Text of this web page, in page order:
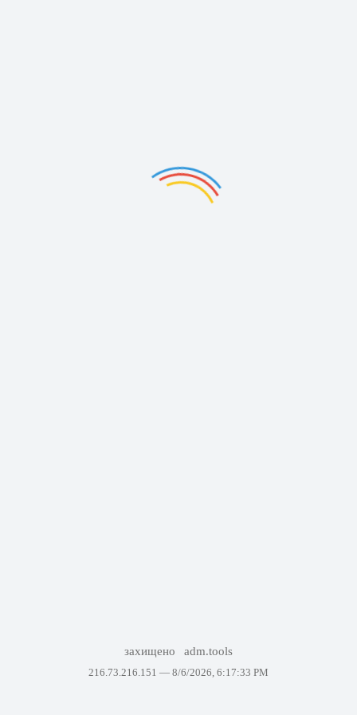
захищено adm.tools
216.73.216.151 — 8/6/2026, 6:17:33 PM